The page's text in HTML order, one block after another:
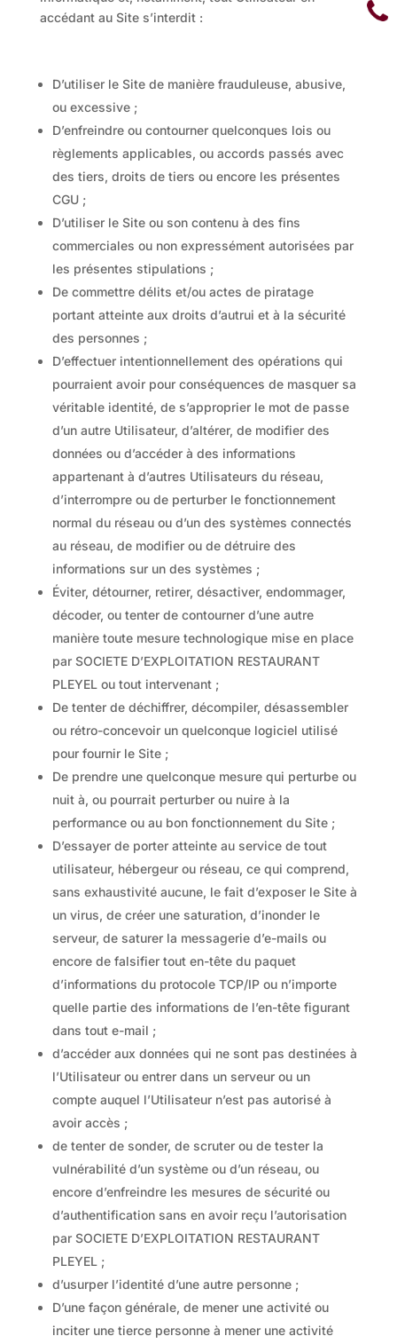
accédant au Site s’interdit :
D’utiliser le Site de manière frauduleuse, abusive,
ou excessive ;
D’enfreindre ou contourner quelconques lois ou
règlements applicables, ou accords passés avec
des tiers, droits de tiers ou encore les présentes
CGU ;
D’utiliser le Site ou son contenu à des fins
commerciales ou non expressément autorisées par
les présentes stipulations ;
De commettre délits et/ou actes de piratage
portant atteinte aux droits d’autrui et à la sécurité
des personnes ;
D’effectuer intentionnellement des opérations qui
pourraient avoir pour conséquences de masquer sa
véritable identité, de s’approprier le mot de passe
d’un autre Utilisateur, d’altérer, de modifier des
données ou d’accéder à des informations
appartenant à d’autres Utilisateurs du réseau,
d’interrompre ou de perturber le fonctionnement
normal du réseau ou d’un des systèmes connectés
au réseau, de modifier ou de détruire des
informations sur un des systèmes ;
Éviter, détourner, retirer, désactiver, endommager,
décoder, ou tenter de contourner d’une autre
manière toute mesure technologique mise en place
par SOCIETE D’EXPLOITATION RESTAURANT
PLEYEL ou tout intervenant ;
De tenter de déchiffrer, décompiler, désassembler
ou rétro-concevoir un quelconque logiciel utilisé
pour fournir le Site ;
De prendre une quelconque mesure qui perturbe ou
nuit à, ou pourrait perturber ou nuire à la
performance ou au bon fonctionnement du Site ;
D’essayer de porter atteinte au service de tout
utilisateur, hébergeur ou réseau, ce qui comprend,
sans exhaustivité aucune, le fait d’exposer le Site à
un virus, de créer une saturation, d’inonder le
serveur, de saturer la messagerie d’e-mails ou
encore de falsifier tout en-tête du paquet
d’informations du protocole TCP/IP ou n’importe
quelle partie des informations de l’en-tête figurant
dans tout e-mail ;
d’accéder aux données qui ne sont pas destinées à
l’Utilisateur ou entrer dans un serveur ou un
compte auquel l’Utilisateur n’est pas autorisé à
avoir accès ;
de tenter de sonder, de scruter ou de tester la
vulnérabilité d’un système ou d’un réseau, ou
encore d’enfreindre les mesures de sécurité ou
d’authentification sans en avoir reçu l’autorisation
par SOCIETE D’EXPLOITATION RESTAURANT
PLEYEL ;
d’usurper l’identité d’une autre personne ;
D’une façon générale, de mener une activité ou
inciter une tierce personne à mener une activité